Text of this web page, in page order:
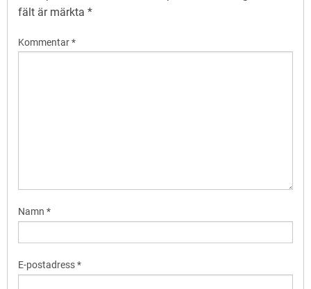
fält är märkta *
Kommentar*
Namn *
E-postadress*